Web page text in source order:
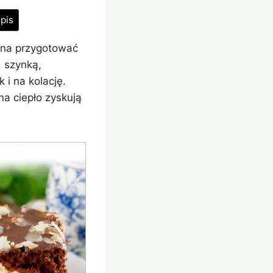
przygotować
szynką,
i na kolację.
ciepło zyskują